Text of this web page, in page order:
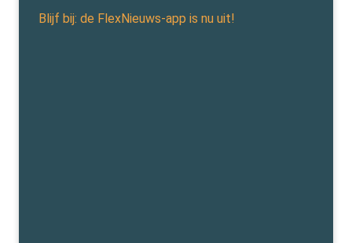
Blijf bij: de FlexNieuws-app is nu uit!